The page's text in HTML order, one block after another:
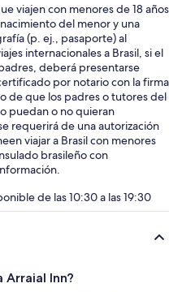
viajen con menores de 18 años
del menor y una
(p. ej., pasaporte) al
internacionales a Brasil, si el
deberá presentarse
por notario con la firma
de que los padres o tutores del
puedan o no quieran
requerirá de una autorización
viajar a Brasil con menores
brasileño con
de las 10:30 a las 19:30
Arraial Inn?